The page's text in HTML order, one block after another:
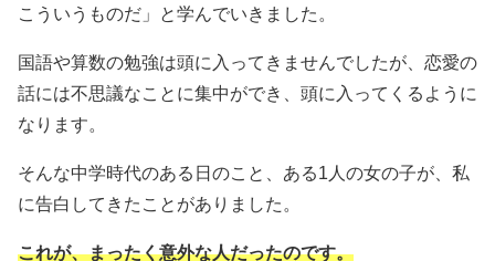
こういうものだ」と学んでいきました。
国語や算数の勉強は頭に入ってきませんでしたが、恋愛の
話には不思議なことに集中ができ、頭に入ってくるように
なります。
そんな中学時代のある日のこと、ある1人の女の子が、私
に告白してきたことがありました。
これが、まったく意外な人だったのです。